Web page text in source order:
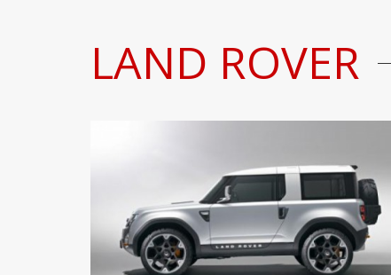
LAND ROVER